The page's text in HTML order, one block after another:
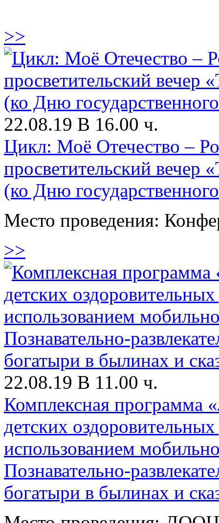
>>
22.08.19 В 16.00 ч.
Цикл: Моё Отечество –
просветительский вечер
(ко Дню
Место проведения:
>>
22.08.19 В 11.00 ч.
Комплексная программа
детских
использованием
Познавательно-
богатыри в былинах и